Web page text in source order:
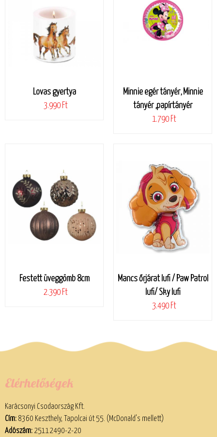
Lovas gyertya
3.990 Ft
Minnie egér tányér, Minnie
tányér ,papírtányér
1.790 Ft
Festett üveggömb 8cm
2.390 Ft
Mancs őrjárat lufi / Paw Patrol
lufi/ Sky lufi
3.490 Ft
Elérhetőségek
Karácsonyi Csodaország Kft.
Cím:8360 Keszthely, Tapolcai út 55. (McDonald’s mellett)
Adószám:25112490-2-20